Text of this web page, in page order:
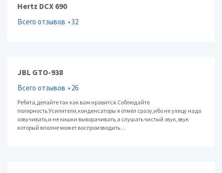
Hertz DCX 690
Всего отзывов 32
JBL GTO-938
Всего отзывов 26
Ребята,делайте так как вам нравится.Соблюдайте
полярность.Усилители,конденсаторы я отмёл сразу,ибо не улицу надо
озвучивать,и не кишки выворачивать,а слушать чистый звук,звук
который вполне может воспроизводить…